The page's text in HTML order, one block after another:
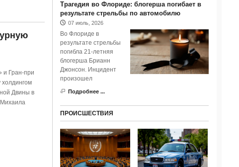
и Гран-при
Двины в
Михаила
Трагедия во Флориде: блогерша погибает в
результате стрельбы по автомобилю
07 июль, 2026
Во Флориде в
результате стрельбы
погибла 21-летняя
блогерша Брианн
Джонсон. Инцидент
произошел
Подробнее ...
ПРОИСШЕСТВИЯ